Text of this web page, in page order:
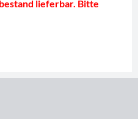
lieferbar. Bitte